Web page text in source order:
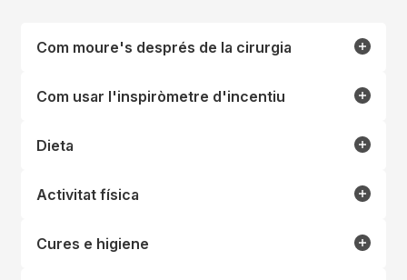
Com moure's després de la cirurgia
Com usar l'inspiròmetre d'incentiu
Dieta
Activitat física
Cures e higiene